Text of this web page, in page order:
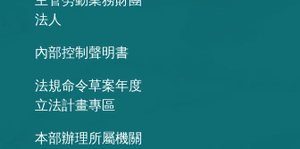
法人
內部控制聲明書
法規命令草案年度
立法計畫專區
本部辦理所屬機關